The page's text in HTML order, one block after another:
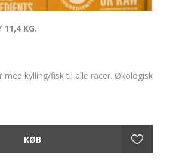
11,4 KG.
med kylling/fisk til alle racer. Økologisk